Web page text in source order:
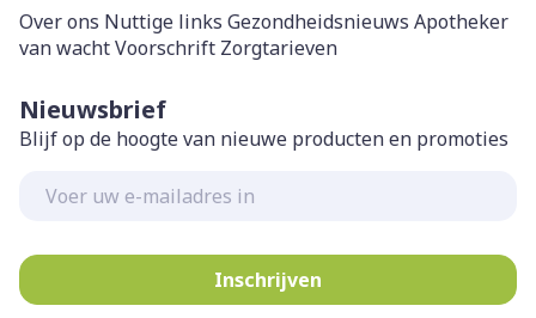
Over ons Nuttige links Gezondheidsnieuws Apotheker
van wachtVoorschrift Zorgtarieven
Nieuwsbrief
Blijf op de hoogte van nieuwe producten en promoties
Inschrijven